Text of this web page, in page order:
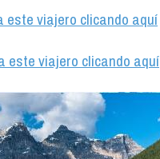
este viajero clicando aquí
este viajero clicando aquí